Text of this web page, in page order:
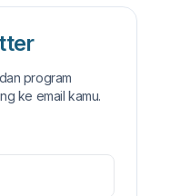
program
ke email kamu.